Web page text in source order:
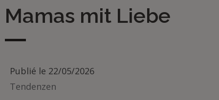
Mamas mit Liebe
Publié le 22/05/2026
Tendenzen